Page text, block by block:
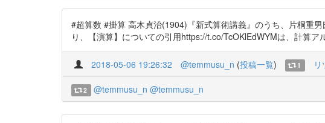
#超算数 #掛算 高木貞治(1904)『新式算術講義』のうち、片桐重
り、【演算】についての引用https://t.co/TcOKlEdWYMは、計算
2018-05-06 19:26:32 @temmusu_n (投稿一覧) 1
2 @temmusu_n @temmusu_n